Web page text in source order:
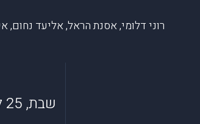
רוני דלומי, אסנת הראל, אליעד נחום,
שבת, 25 ליולי 2026